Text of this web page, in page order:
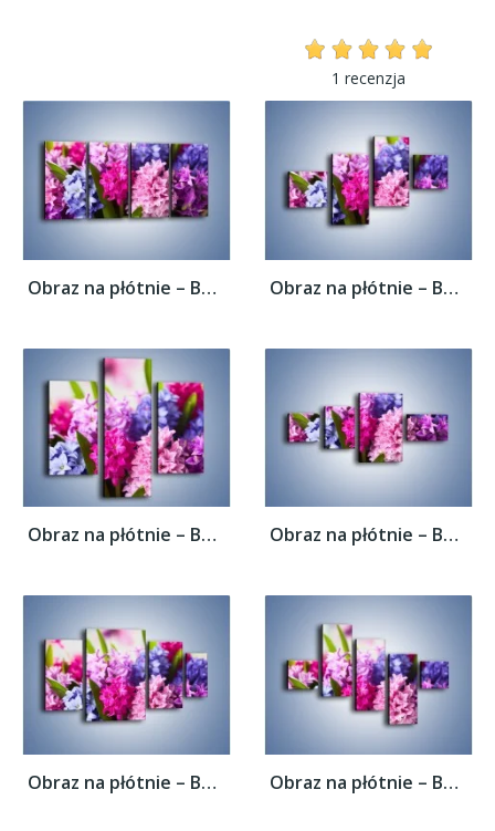
1 recenzja
Obraz na płótnie – Bajkowy świat hiacyntów... Obraz na płótnie – Bajkowy świat hiacyntów...
Obraz na płótnie – Bajkowy świat hiacyntów... Obraz na płótnie – Bajkowy świat hiacyntów...
Obraz na płótnie – Bajkowy świat hiacyntów... Obraz na płótnie – Bajkowy świat hiacyntów...